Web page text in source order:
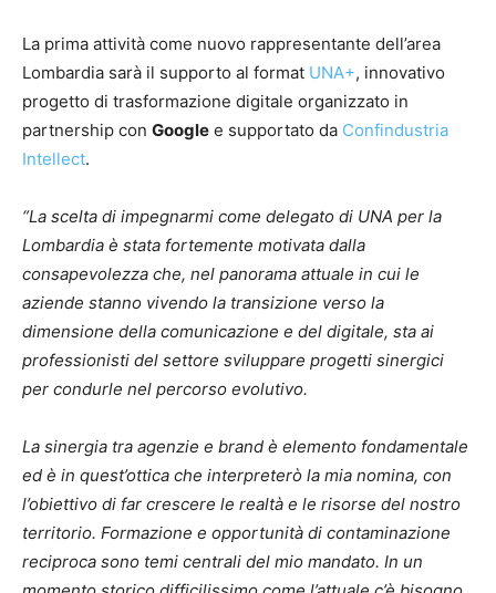
La prima attività come nuovo rappresentante dell’area
Lombardia sarà il supporto al format UNA+, innovativo
progetto di trasformazione digitale organizzato in
partnership con Google e supportato da Confindustria
Intellect.
“La scelta di impegnarmi come delegato di UNA per la
Lombardia è stata fortemente motivata dalla
consapevolezza che, nel panorama attuale in cui le
aziende stanno vivendo la transizione verso la
dimensione della comunicazione e del digitale, sta ai
professionisti del settore sviluppare progetti sinergici
per condurle nel percorso evolutivo.
La sinergia tra agenzie e brand è elemento fondamentale
ed è in quest’ottica che interpreterò la mia nomina, con
l’obiettivo di far crescere le realtà e le risorse del nostro
territorio. Formazione e opportunità di contaminazione
reciproca sono temi centrali del mio mandato. In un